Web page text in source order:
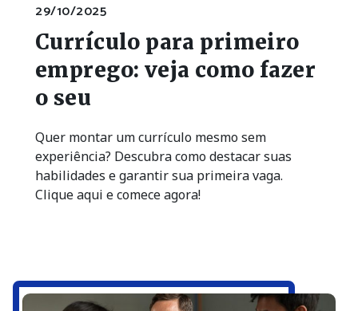
29/10/2025
Currículo para primeiro
emprego: veja como fazer
o seu
Quer montar um currículo mesmo sem
experiência? Descubra como destacar suas
habilidades e garantir sua primeira vaga.
Clique aqui e comece agora!